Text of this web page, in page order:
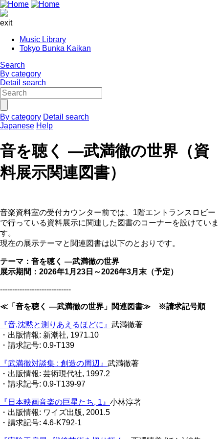
exit
Music Library
Tokyo Bunka Kaikan
Search
By category
Detail search
By category Detail search
Japanese Help
音を聴く ―武満徹の世界（資
料展示関連図書）
音楽資料室の受付カウンター前では、1階エントランスロビー
で行っている資料展示に関連した図書のコーナーを設けていま
す。
現在の展示テーマと関連図書は以下のとおりです。
テーマ：音を聴く ―武満徹の世界
展示期間：2026年1月23日～2026年3月末（予定）
-----------------------------
≪「音を聴く ―武満徹の世界」関連図書≫ ※請求記号順
『音,沈黙と測りあえるほどに』 武満徹著
・出版情報: 新潮社, 1971.10
・請求記号: 0.9-T139
『武満徹対談集 : 創造の周辺』 武満徹著
・出版情報: 芸術現代社, 1997.2
・請求記号: 0.9-T139-97
『日本映画音楽の巨星たち, 1』 小林淳著
・出版情報: ワイズ出版, 2001.5
・請求記号: 4.6-K792-1